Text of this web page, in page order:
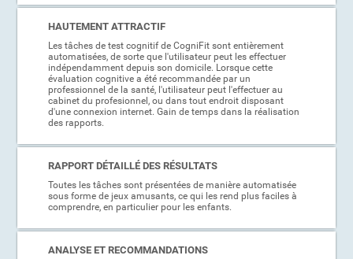
HAUTEMENT ATTRACTIF
Les tâches de test cognitif de CogniFit sont entièrement
automatisées, de sorte que l'utilisateur peut les effectuer
indépendamment depuis son domicile. Lorsque cette
évaluation cognitive a été recommandée par un
professionnel de la santé, l'utilisateur peut l'effectuer au
cabinet du profesionnel, ou dans tout endroit disposant
d'une connexion internet. Gain de temps dans la réalisation
des rapports.
RAPPORT DÉTAILLÉ DES RÉSULTATS
Toutes les tâches sont présentées de manière automatisée
sous forme de jeux amusants, ce qui les rend plus faciles à
comprendre, en particulier pour les enfants.
ANALYSE ET RECOMMANDATIONS